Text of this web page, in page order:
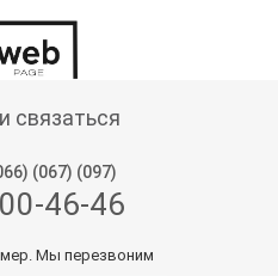
связаться
(067) (097)
46-46
Мы перезвоним